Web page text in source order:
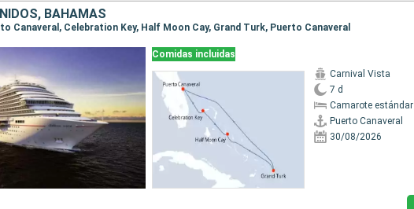
BAHAMAS
Canaveral, Celebration Key, Half Moon Cay, Grand Turk, Puerto Canaveral
Comidas incluidas
Carnival Vista
7 d
Camarote estándar
Puerto Canaveral
30/08/2026